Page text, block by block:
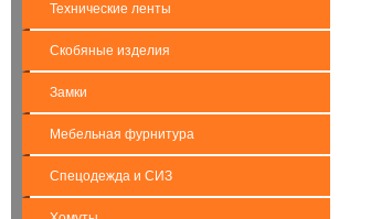
Технические ленты
Скобяные изделия
Замки
Мебельная фурнитура
Спецодежда и СИЗ